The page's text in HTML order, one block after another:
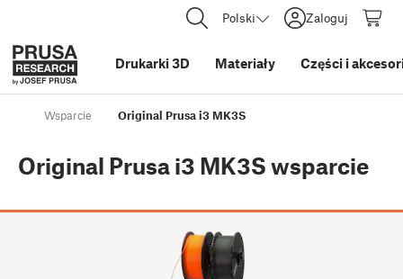
Polski Zaloguj
Drukarki 3D Materiały Części i
Wsparcie Original Prusa i3 MK3S
Original Prusa i3 MK3S wsparcie